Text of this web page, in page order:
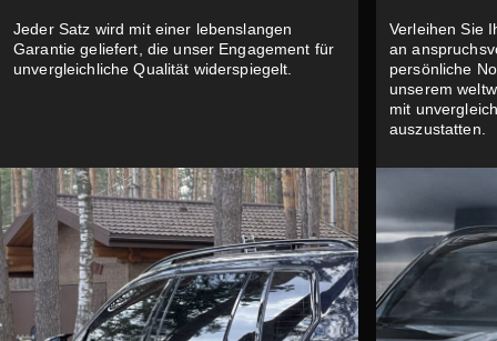
Jeder Satz wird mit einer lebenslangen
Garantie geliefert, die unser Engagement für
unvergleichliche Qualität widerspiegelt.
Verleihen Sie
an
persönliche
unserem
mit
auszustatten.